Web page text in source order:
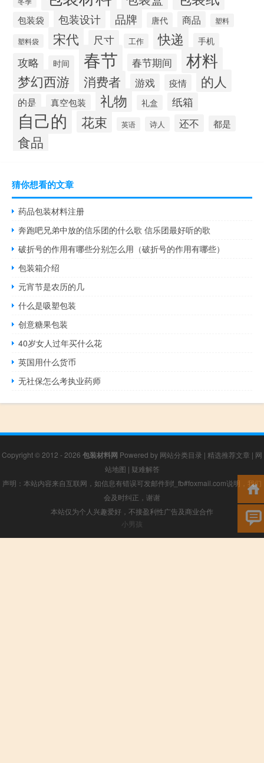
包装袋 包装设计 品牌 唐代 商品 塑料
塑料袋 宋代 尺寸 工作 快递 手机
攻略 时间 春节 春节期间 材料
梦幻西游 消费者 游戏 疫情 的人
的是 真空包装 礼物 礼盒 纸箱
自己的 花束 英语 诗人 还不 都是
食品
猜你想看的文章
药品包装材料注册
奔跑吧兄弟中放的信乐团的什么歌 信乐团最好听的歌
破折号的作用有哪些分别怎么用（破折号的作用有哪些）
包装箱介绍
元宵节是农历的几
什么是吸塑包装
创意糖果包装
40岁女人过年买什么花
英国用什么货币
无社保怎么考执业药师
Copyright © 2012 - 2026 包装材料网 Powered by 网站分类目录 | 精选推荐文章 | 网
站地图 | 疑难解答
声明：本站内容来自互联网，如信息有错误可发邮件到f_fb#foxmail.com说明，我们
会及时纠正，谢谢
本站仅为个人兴趣爱好，不接盈利性广告及商业合作
小男孩